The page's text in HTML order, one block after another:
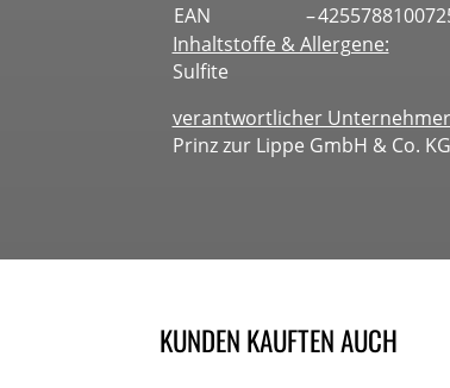
EAN
–
Inhaltstoffe & Allergene:
Sulfite
verantwortlicher
Prinz zur Lippe GmbH & Co.
KUNDEN KAUFTEN AUCH